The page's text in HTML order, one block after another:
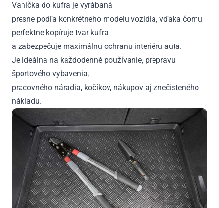
Vanička do kufra je vyrábaná
presne podľa konkrétneho modelu vozidla, vďaka čomu
perfektne kopíruje tvar kufra
a zabezpečuje maximálnu ochranu interiéru auta.
Je ideálna na každodenné používanie, prepravu
športového vybavenia,
pracovného náradia, kočíkov, nákupov aj znečisteného
nákladu.